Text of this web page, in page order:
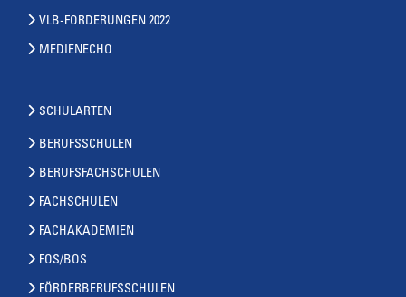
VLB-FORDERUNGEN 2022
MEDIENECHO
SCHULARTEN
BERUFSSCHULEN
BERUFSFACHSCHULEN
FACHSCHULEN
FACHAKADEMIEN
FOS/BOS
FÖRDERBERUFSSCHULEN